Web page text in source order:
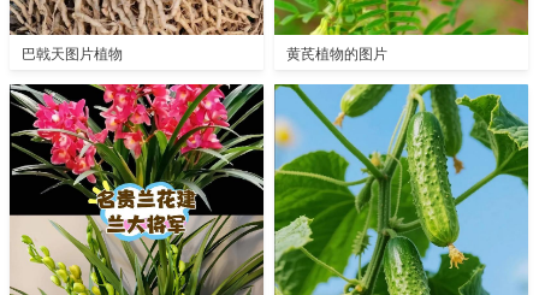
巴戟天图片植物 黄芪植物的图片